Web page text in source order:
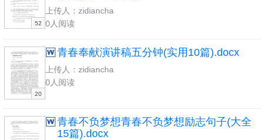
52
上传人：zidiancha
0人阅读
20
青春奉献演讲稿五分钟(实用10篇).docx
上传人：zidiancha
0人阅读
青春不负梦想青春不负梦想励志句子(大全
15篇).docx